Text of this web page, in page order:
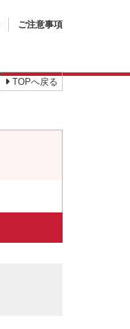
ご注意事項
TOPへ戻る